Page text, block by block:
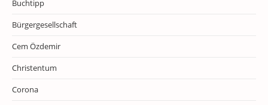
Buchtipp
Bürgergesellschaft
Cem Özdemir
Christentum
Corona